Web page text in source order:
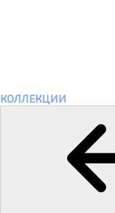
КОЛЛЕКЦИИ